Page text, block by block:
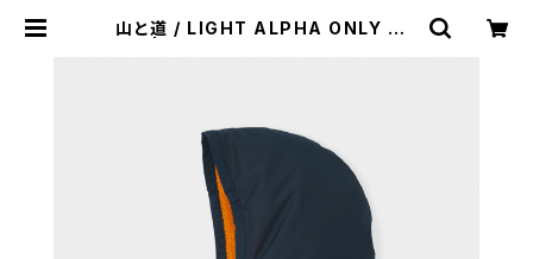
山と道 / LIGHT ALPHA ONLY HO